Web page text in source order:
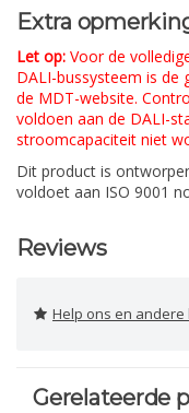
Extra
Let op: Voor de
DALI-bussysteem is de
de MDT-website.
voldoen aan de DALI-
stroomcapaciteit niet
Dit product is
voldoet aan ISO 9001
Reviews
Help ons en andere
Gerelateerde